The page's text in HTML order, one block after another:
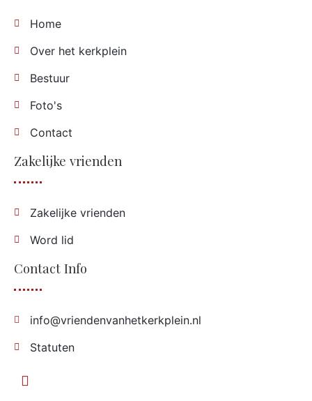
Home
Over het kerkplein
Bestuur
Foto's
Contact
Zakelijke vrienden
Zakelijke vrienden
Word lid
Contact Info
info@vriendenvanhetkerkplein.nl
Statuten